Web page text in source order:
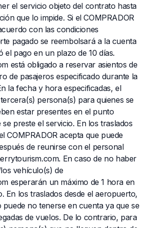
el servicio objeto del contrato hasta
que lo impide. Si el COMPRADOR
con las condiciones
pagado se reembolsará a la cuenta
el pago en un plazo de 10 días.
está obligado a reservar asientos de
de pasajeros especificado durante la
la fecha y hora especificadas, el
persona(s) para quienes se
estar presentes en el punto
preste el servicio. En los traslados
COMPRADOR acepta que puede
de reunirse con el personal
En caso de no haber
vehículo(s) de
esperarán un máximo de 1 hora en
En los traslados desde el aeropuerto,
puede no tenerse en cuenta ya que se
de vuelos. De lo contrario, para